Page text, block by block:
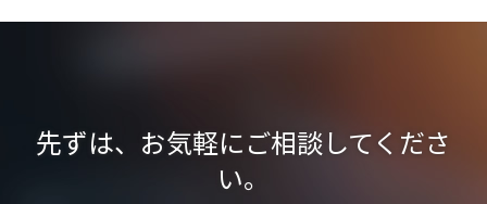
先ずは、お気軽にご相談してくださ
い。